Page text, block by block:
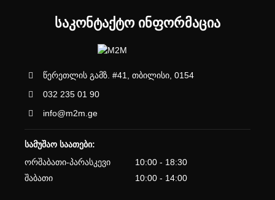
ᲡᲐᲙᲝᲜᲢᲐᲥᲢᲝ ᲘᲜᲤᲝᲠᲛᲐᲪᲘᲐ
წერეთლის გამზ. #41, თბილისი, 0154
032 235 01 90
info@m2m.ge
სამუშაო საათები:
ორშაბათი-პარასკევი
10:00 - 18:30
შაბათი
10:00 - 14:00